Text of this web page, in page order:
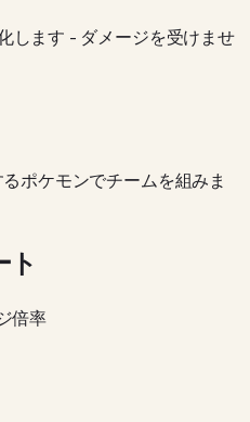
します - ダメージを受けませ
ポケモンでチームを組みま
ト
倍率